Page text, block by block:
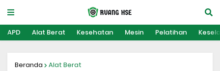
APD Alat Berat Kesehatan Mesin Pelatihan
Beranda Alat Berat